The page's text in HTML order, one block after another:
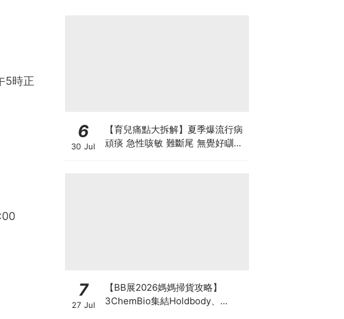
5時正
6
30 Jul
【育兒痛點大拆解】夏季爆流行病
頑痰 急性咳敏 難斷尾 無覺好瞓？
7
27 Jul
【BB展2026媽媽掃貨攻略】
3ChemBio集結Holdbody、